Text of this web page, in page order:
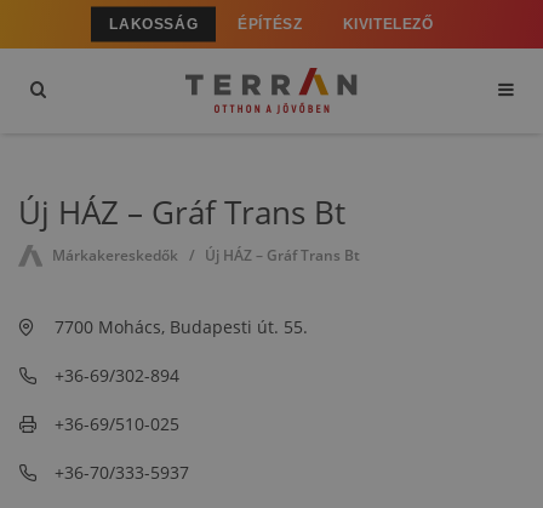
LAKOSSÁG ÉPÍTÉSZ KIVITELEZŐ
Új HÁZ – Gráf Trans Bt
Márkakereskedők Új HÁZ – Gráf Trans Bt
7700 Mohács, Budapesti út. 55.
+36-69/302-894
+36-69/510-025
+36-70/333-5937